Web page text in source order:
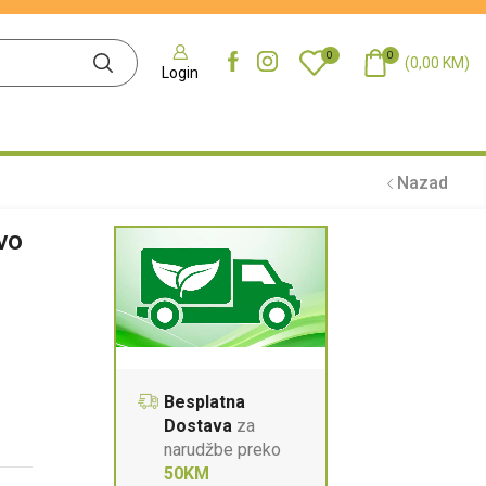
Login
0 0 (0,00 KM)
Nazad
Besplatna
Dostavaza
narudžbe preko
50KM